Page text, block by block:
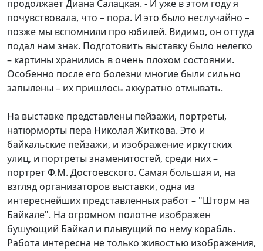
продолжает Диана Салацкая. - И уже в этом году я
почувствовала, что – пора. И это было неслучайно –
позже мы вспомнили про юбилей. Видимо, он оттуда
подал нам знак. Подготовить выставку было нелегко
– картины хранились в очень плохом состоянии.
Особенно после его болезни многие были сильно
запылены – их пришлось аккуратно отмывать.
На выставке представлены пейзажи, портреты,
натюрморты пера Николая Житкова. Это и
байкальские пейзажи, и изображение иркутских
улиц, и портреты знаменитостей, среди них –
портрет Ф.М. Достоевского. Самая большая и, на
взгляд организаторов выставки, одна из
интереснейших представленных работ – "Шторм на
Байкале". На огромном полотне изображен
бушующий Байкал и плывущий по нему корабль.
Работа интересна не только живостью изображения,